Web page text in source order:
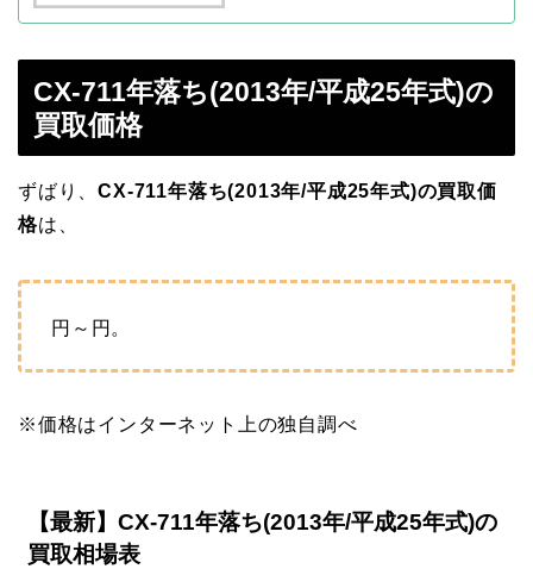
CX-711年落ち(2013年/平成25年式)の
買取価格
ずばり、CX-711年落ち(2013年/平成25年式)の買取価
格は、
円～ 円。
※価格はインターネット上の独自調べ
【最新】CX-711年落ち(2013年/平成25年式)の
買取相場表